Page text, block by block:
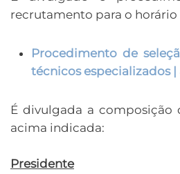
recrutamento para o
Procedimento de
técnicos especializados |
É divulgada a composição
acima indicada:
Presidente